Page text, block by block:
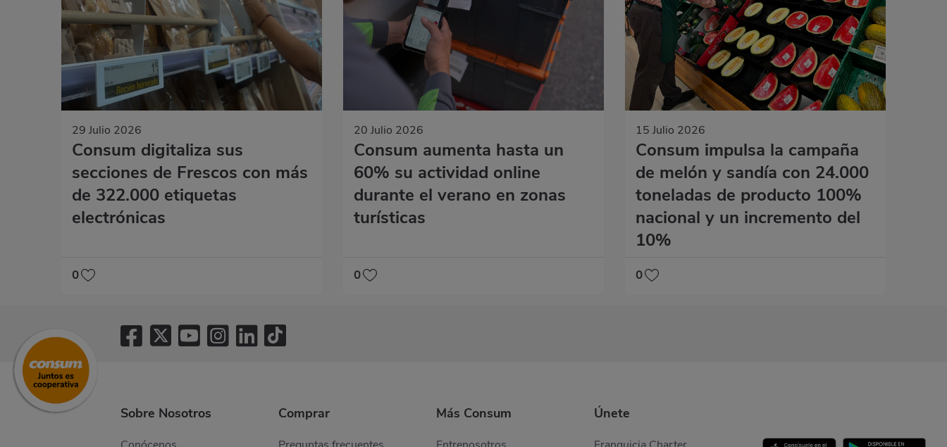
29 Julio 2026
Consum digitaliza sus
secciones de Frescos con más
de 322.000 etiquetas
electrónicas
0
20 Julio 2026
Consum aumenta hasta un
60% su actividad online
durante el verano en zonas
turísticas
0
15 Julio 2026
Consum impulsa la campaña
de melón y sandía con 24.000
toneladas de producto 100%
nacional y un incremento del
10%
0
Sobre Nosotros Comprar Más Consum Únete